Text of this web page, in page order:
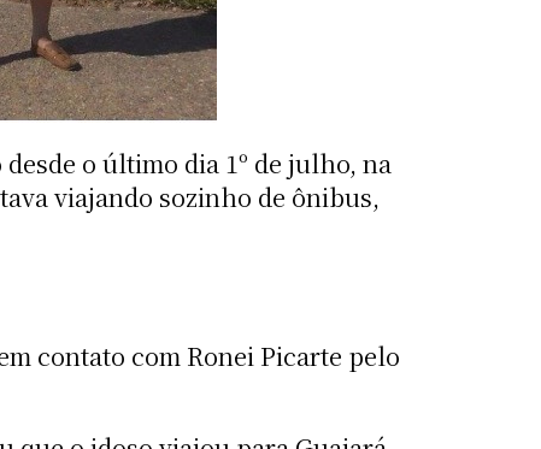
o último dia 1º de julho, na
viajando sozinho de ônibus,
contato com Ronei Picarte pelo